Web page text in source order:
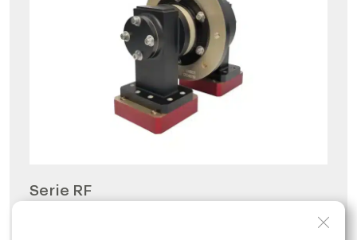
Serie RF